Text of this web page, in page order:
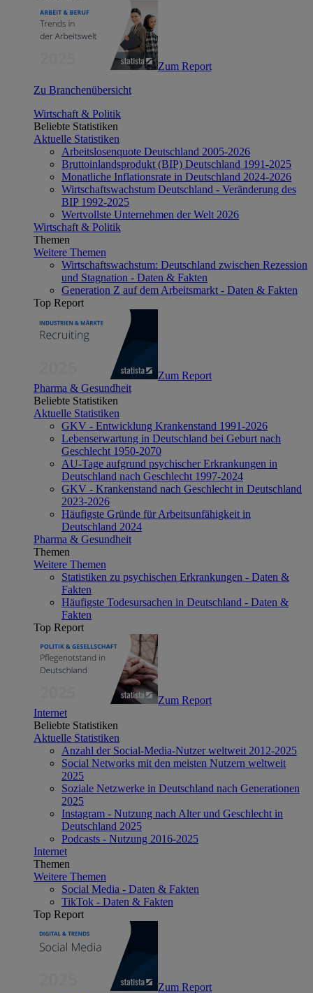
Zum Report
Zu Branchenübersicht
Wirtschaft & Politik
Beliebte Statistiken
Aktuelle Statistiken
Arbeitslosenquote Deutschland 2005-2026
Bruttoinlandsprodukt (BIP) Deutschland 1991-2025
Monatliche Inflationsrate in Deutschland 2024-2026
Wirtschaftswachstum Deutschland - Veränderung des
BIP 1992-2025
Wertvollste Unternehmen der Welt 2026
Wirtschaft & Politik
Themen
Weitere Themen
Wirtschaftswachstum: Deutschland zwischen Rezession
und Stagnation - Daten & Fakten
Generation Z auf dem Arbeitsmarkt - Daten & Fakten
Top Report
Zum Report
Pharma & Gesundheit
Beliebte Statistiken
Aktuelle Statistiken
GKV - Entwicklung Krankenstand 1991-2026
Lebenserwartung in Deutschland bei Geburt nach
Geschlecht 1950-2070
AU-Tage aufgrund psychischer Erkrankungen in
Deutschland nach Geschlecht 1997-2024
GKV - Krankenstand nach Geschlecht in Deutschland
2023-2026
Häufigste Gründe für Arbeitsunfähigkeit in
Deutschland 2024
Pharma & Gesundheit
Themen
Weitere Themen
Statistiken zu psychischen Erkrankungen - Daten &
Fakten
Häufigste Todesursachen in Deutschland - Daten &
Fakten
Top Report
Zum Report
Internet
Beliebte Statistiken
Aktuelle Statistiken
Anzahl der Social-Media-Nutzer weltweit 2012-2025
Social Networks mit den meisten Nutzern weltweit
2025
Soziale Netzwerke in Deutschland nach Generationen
2025
Instagram - Nutzung nach Alter und Geschlecht in
Deutschland 2025
Podcasts - Nutzung 2016-2025
Internet
Themen
Weitere Themen
Social Media - Daten & Fakten
TikTok - Daten & Fakten
Top Report
Zum Report